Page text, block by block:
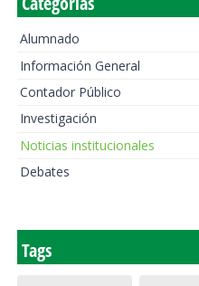
Alumnado
Información General
Contador Público
Investigación
Noticias institucionales
Debates
Tags